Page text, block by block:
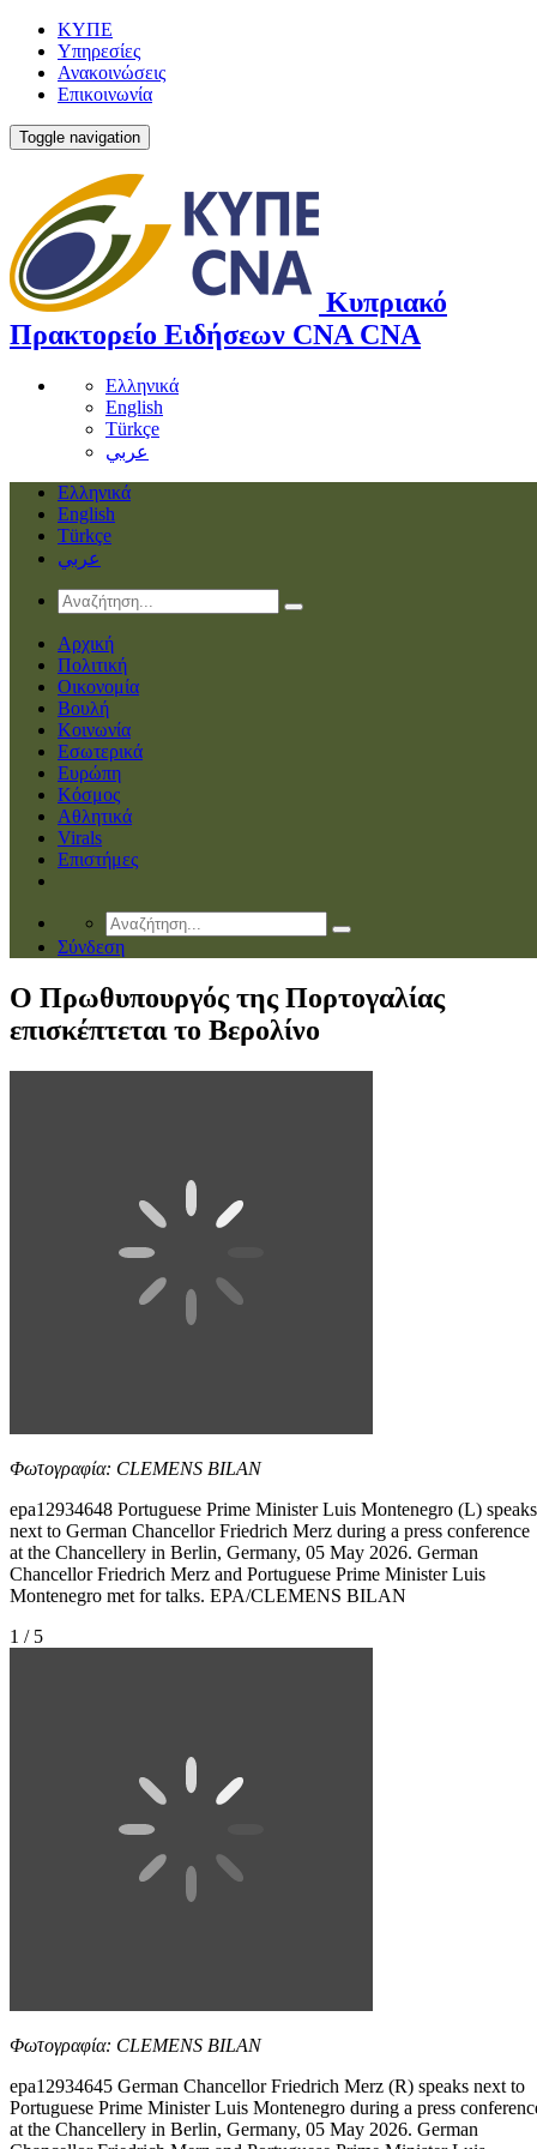
ΚΥΠΕ
Υπηρεσίες
Ανακοινώσεις
Επικοινωνία
Toggle navigation
Κυπριακό
Πρακτορείο Ειδήσεων CNA CNA
Ελληνικά
English
Türkçe
عربي
Ελληνικά
English
Türkçe
عربي
Αρχική
Πολιτική
Οικονομία
Βουλή
Κοινωνία
Εσωτερικά
Ευρώπη
Κόσμος
Αθλητικά
Virals
Επιστήμες
Σύνδεση
Ο Πρωθυπουργός της Πορτογαλίας
επισκέπτεται το Βερολίνο
Φωτογραφία: CLEMENS BILAN
epa12934648 Portuguese Prime Minister Luis Montenegro (L) speaks
next to German Chancellor Friedrich Merz during a press conference
at the Chancellery in Berlin, Germany, 05 May 2026. German
Chancellor Friedrich Merz and Portuguese Prime Minister Luis
Montenegro met for talks. EPA/CLEMENS BILAN
1 / 5
Φωτογραφία: CLEMENS BILAN
epa12934645 German Chancellor Friedrich Merz (R) speaks next to
Portuguese Prime Minister Luis Montenegro during a press
at the Chancellery in Berlin, Germany, 05 May 2026. German